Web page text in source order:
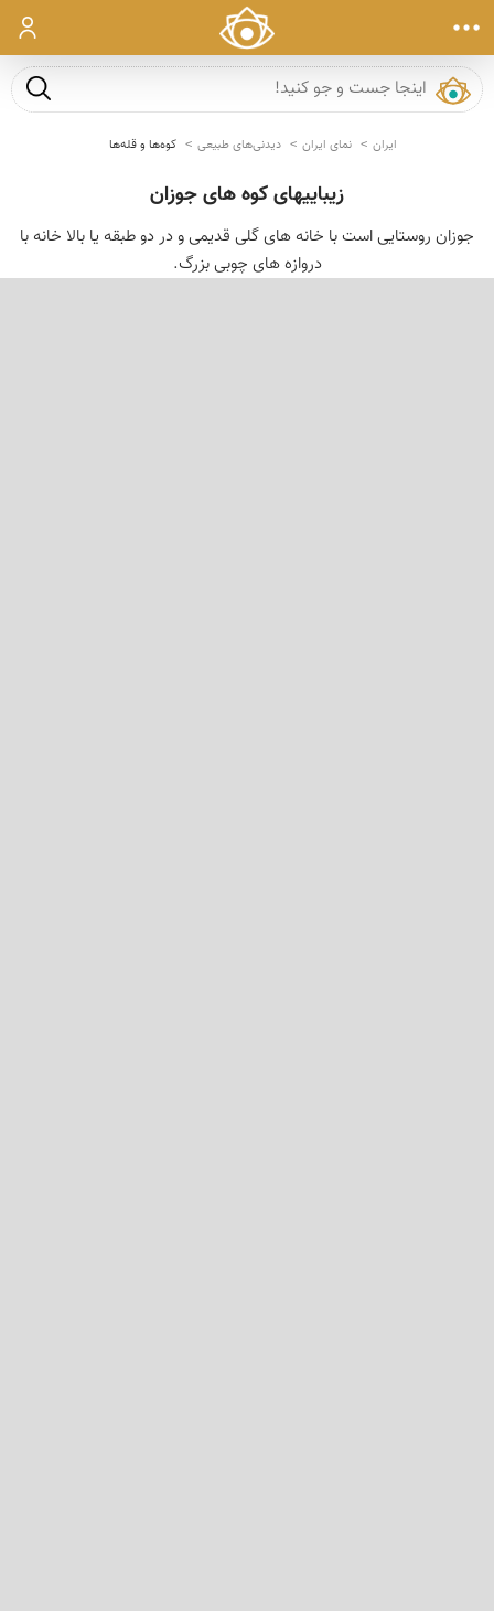
ورود
جست و
ایران نمای ایران دیدنی‌های طبیعی کوه‌ها و قله‌ها
زیباییهای کوه های جوزان
جوزان روستایی است با خانه های گلی قدیمی و در دو طبقه یا بالا خانه با
دروازه های چوبی بزرگ.